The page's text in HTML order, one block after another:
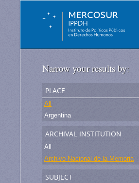
Narrow your results by:
place
All
Argentina
archival institution
All
Archivo Nacional de la Memoria
subject